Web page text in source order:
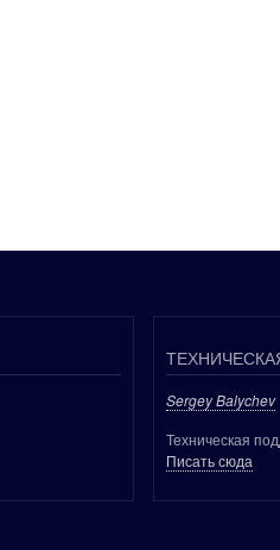
Sergey Balychev
Техническая
Писать сюда